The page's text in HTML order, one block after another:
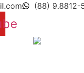
(88) 9.8812-